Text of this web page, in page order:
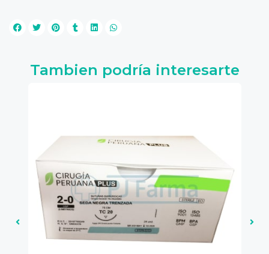
Tambien podría interesarte